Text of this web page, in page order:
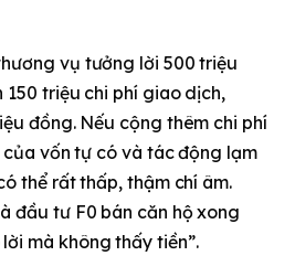
vụ tưởng lời 500 triệu
triệu chi phí giao dịch,
đồng. Nếu cộng thêm chi phí
vốn tự có và tác động lạm
thể rất thấp, thậm chí âm.
đầu tư F0 bán căn hộ xong
mà không thấy tiền”.